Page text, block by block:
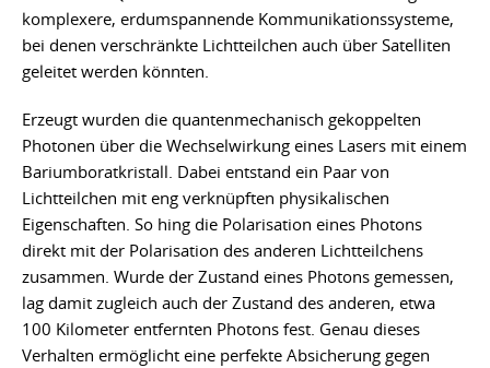
komplexere, erdumspannende Kommunikationssysteme,
bei denen verschränkte Lichtteilchen auch über Satelliten
geleitet werden könnten.
Erzeugt wurden die quantenmechanisch gekoppelten
Photonen über die Wechselwirkung eines Lasers mit einem
Bariumboratkristall. Dabei entstand ein Paar von
Lichtteilchen mit eng verknüpften physikalischen
Eigenschaften. So hing die Polarisation eines Photons
direkt mit der Polarisation des anderen Lichtteilchens
zusammen. Wurde der Zustand eines Photons gemessen,
lag damit zugleich auch der Zustand des anderen, etwa
100 Kilometer entfernten Photons fest. Genau dieses
Verhalten ermöglicht eine perfekte Absicherung gegen